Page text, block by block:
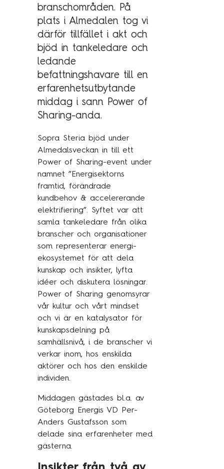
Våra kontor
Vår historia
Vision och kultur
Karriär
Lediga tjänster
Traineeprogram
Meet the team
Pressmeddelanden
Insikter
Event & webinars
Pressmeddelanden
Rapporter
Det digitala undret
Kontakta oss
branschområden. På
plats i Almedalen tog vi
därför tillfället i akt och
bjöd in tankeledare och
ledande
befattningshavare till en
erfarenhetsutbytande
middag i sann Power of
Sharing-anda.
Sopra Steria bjöd under
Almedalsveckan in till ett
Power of Sharing-event under
namnet ”Energisektorns
framtid, förändrade
kundbehov & accelererande
elektrifiering”. Syftet var att
samla tankeledare från olika
branscher och organisationer
som representerar energi-
ekosystemet för att dela
kunskap och insikter, lyfta
idéer och diskutera lösningar.
Power of Sharing genomsyrar
vår kultur och vårt mindset
och vi är en katalysator för
kunskapsdelning på
samhällsnivå, i de branscher vi
verkar inom, hos enskilda
aktörer och hos den enskilde
individen.
Middagen gästades bl.a. av
Göteborg Energis VD Per-
Anders Gustafsson som
delade sina erfarenheter med
gästerna.